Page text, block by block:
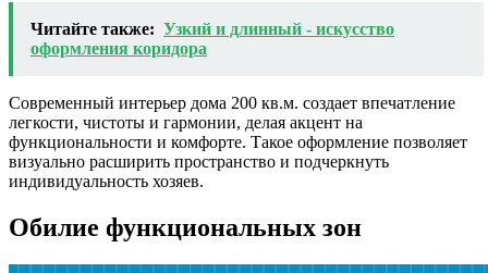
Читайте также: Узкий и длинный - искусство
оформления коридора
Современный интерьер дома 200 кв.м. создает впечатление
легкости, чистоты и гармонии, делая акцент на
функциональности и комфорте. Такое оформление позволяет
визуально расширить пространство и подчеркнуть
индивидуальность хозяев.
Обилие функциональных зон